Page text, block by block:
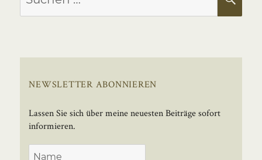
nach:
NEWSLETTER ABONNIEREN
Lassen Sie sich über meine neuesten Beiträge sofort
informieren.